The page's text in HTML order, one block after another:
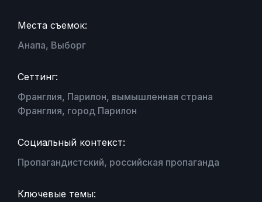
Места съемок:
Анапа, Выборг
Сеттинг:
Франглия, Парилон, вымышленная страна
Франглия, город Парилон
Социальный контекст:
Пропагандистский, российская пропаганда
Ключевые темы: